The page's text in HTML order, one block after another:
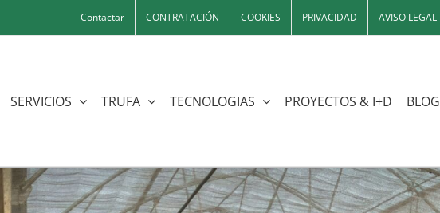
Contactar CONTRATACIÓN COOKIES PRIVACIDAD AVISO LEGAL
SERVICIOS TRUFA TECNOLOGIAS PROYECTOS & I+D BLOG